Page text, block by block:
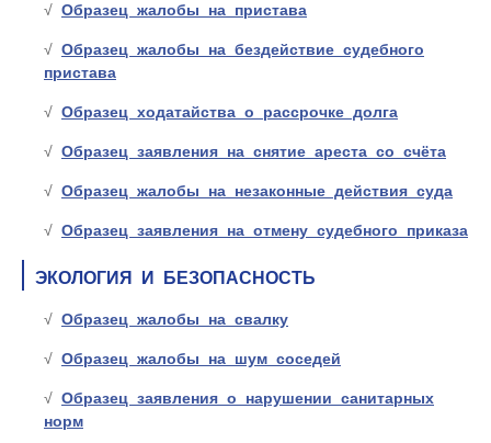
Образец жалобы на пристава
Образец жалобы на бездействие судебного
пристава
Образец ходатайства о рассрочке долга
Образец заявления на снятие ареста со счёта
Образец жалобы на незаконные действия суда
Образец заявления на отмену судебного приказа
ЭКОЛОГИЯ И БЕЗОПАСНОСТЬ
Образец жалобы на свалку
Образец жалобы на шум соседей
Образец заявления о нарушении санитарных
норм